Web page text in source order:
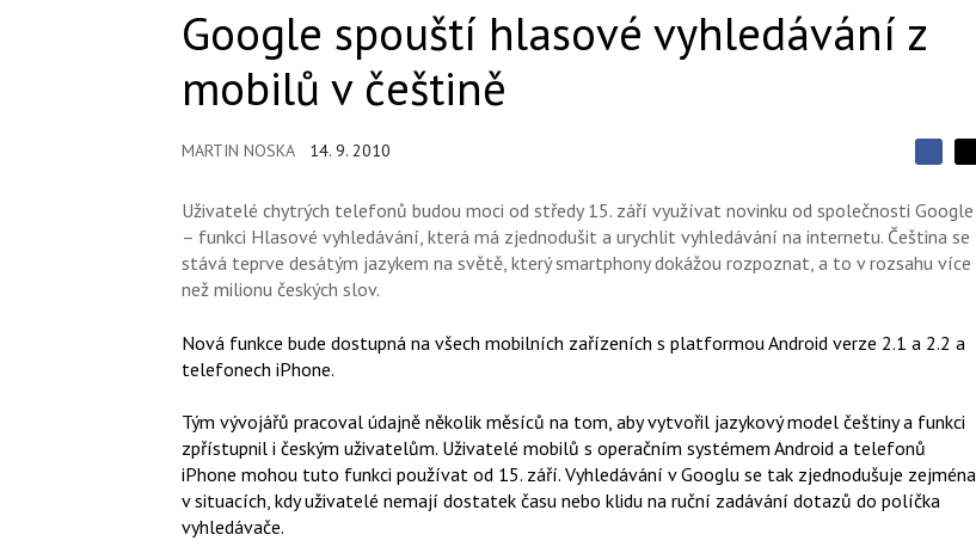
Google spouští hlasové vyhledávání z
mobilů v češtině
MARTIN NOSKA 14. 9. 2010
S
í
l
S
l
e
j
t
F
b
k
u
í
e
j
Uživatelé chytrých telefonů budou moci od středy 15. září využívat novinku od společnosti Google
– funkci Hlasové vyhledávání, která má zjednodušit a urychlit vyhledávání na internetu. Čeština se
stává teprve desátým jazykem na světě, který smartphony dokážou rozpoznat, a to v rozsahu více
než milionu českých slov.
Nová funkce bude dostupná na všech mobilních zařízeních s platformou Android verze 2.1 a 2.2 a
telefonech iPhone.
Tým vývojářů pracoval údajně několik měsíců na tom, aby vytvořil jazykový model češtiny a funkci
zpřístupnil i českým uživatelům. Uživatelé mobilů s operačním systémem Android a telefonů
iPhone mohou tuto funkci používat od 15. září. Vyhledávání v Googlu se tak zjednodušuje zejména
v situacích, kdy uživatelé nemají dostatek času nebo klidu na ruční zadávání dotazů do políčka
vyhledávače.